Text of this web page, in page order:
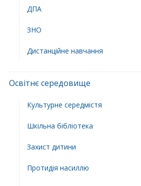
ДПА
ЗНО
Дистанційне навчання
Освітнє середовище
Культурне середмістя
Шкільна бібліотека
Захист дитини
Протидія насиллю